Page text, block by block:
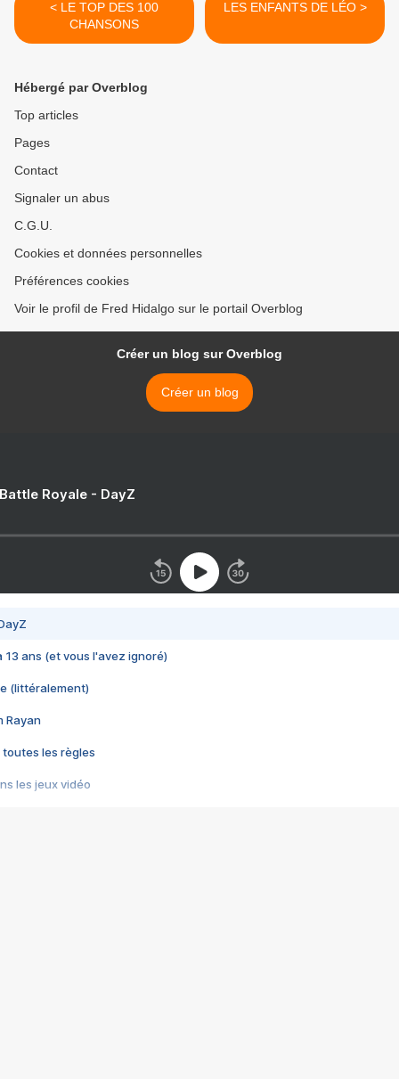
< LE TOP DES 100
CHANSONS
LES ENFANTS DE LÉO >
Hébergé par Overblog
Top articles
Pages
Contact
Signaler un abus
C.G.U.
Cookies et données personnelles
Préférences cookies
Voir le profil de Fred Hidalgo sur le portail Overblog
Créer un blog sur Overblog
Créer un blog
Royale - DayZ
13 ans (et vous l'avez ignoré)
(littéralement)
Rayan
toutes les règles
les jeux vidéo